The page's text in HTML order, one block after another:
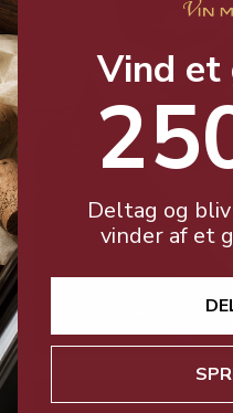
Vind et
Deltag og
vinder af et